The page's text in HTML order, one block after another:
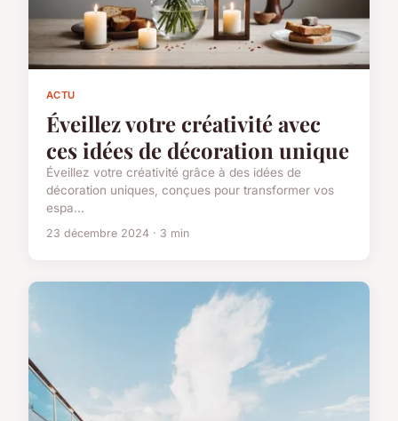
ACTU
Éveillez votre créativité avec
ces idées de décoration unique
Éveillez votre créativité grâce à des idées de
décoration uniques, conçues pour transformer vos
espa...
23 décembre 2024 · 3 min